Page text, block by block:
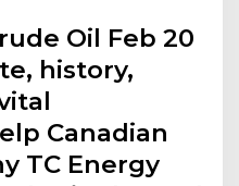
Oil Feb 20
history,
Canadian
TC Energy